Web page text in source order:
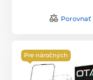
Porovnať
Pre náročných